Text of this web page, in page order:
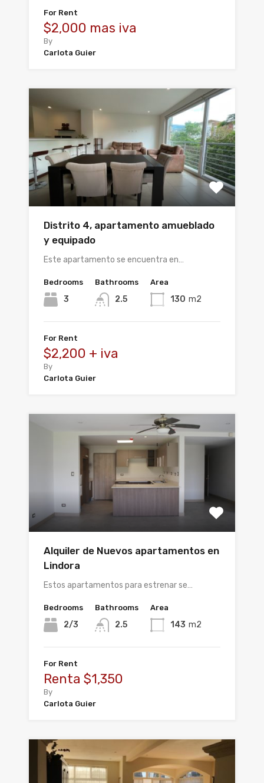
For Rent
$2,000 mas iva
By
Carlota Guier
Distrito 4, apartamento amueblado
y equipado
Este apartamento se encuentra en…
Bedrooms
3
Bathrooms
2.5
Area
130 m2
For Rent
$2,200 + iva
By
Carlota Guier
Alquiler de Nuevos apartamentos en
Lindora
Estos apartamentos para estrenar se…
Bedrooms
2/3
Bathrooms
2.5
Area
143 m2
For Rent
Renta $1,350
By
Carlota Guier